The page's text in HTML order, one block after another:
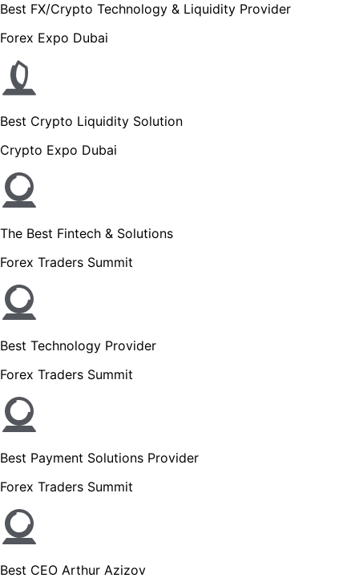
Best FX/Crypto Technology & Liquidity Provider
Forex Expo Dubai
Best Crypto Liquidity Solution
Crypto Expo Dubai
The Best Fintech & Solutions
Forex Traders Summit
Best Technology Provider
Forex Traders Summit
Best Payment Solutions Provider
Forex Traders Summit
Best CEO Arthur Azizov